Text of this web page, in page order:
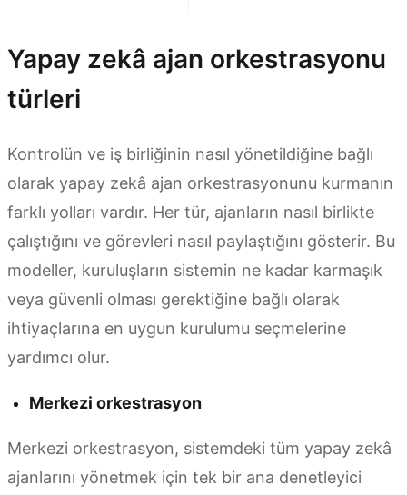
Yapay zekâ ajan orkestrasyonu
türleri
Kontrolün ve iş birliğinin nasıl yönetildiğine bağlı
olarak yapay zekâ ajan orkestrasyonunu kurmanın
farklı yolları vardır. Her tür, ajanların nasıl birlikte
çalıştığını ve görevleri nasıl paylaştığını gösterir. Bu
modeller, kuruluşların sistemin ne kadar karmaşık
veya güvenli olması gerektiğine bağlı olarak
ihtiyaçlarına en uygun kurulumu seçmelerine
yardımcı olur.
Merkezi orkestrasyon
Merkezi orkestrasyon, sistemdeki tüm yapay zekâ
ajanlarını yönetmek için tek bir ana denetleyici